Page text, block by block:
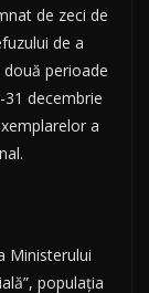
de zeci de
de a
perioade
decembrie
a
Ministerului
populaţia